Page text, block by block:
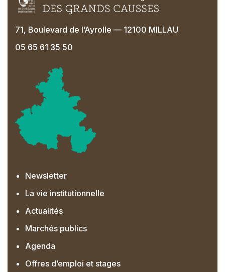
71, Boulevard de l’Ayrolle — 12100 MILLAU
05 65 61 35 50
Newsletter
La vie institutionnelle
Actualités
Marchés publics
Agenda
Offres d’emploi et stages